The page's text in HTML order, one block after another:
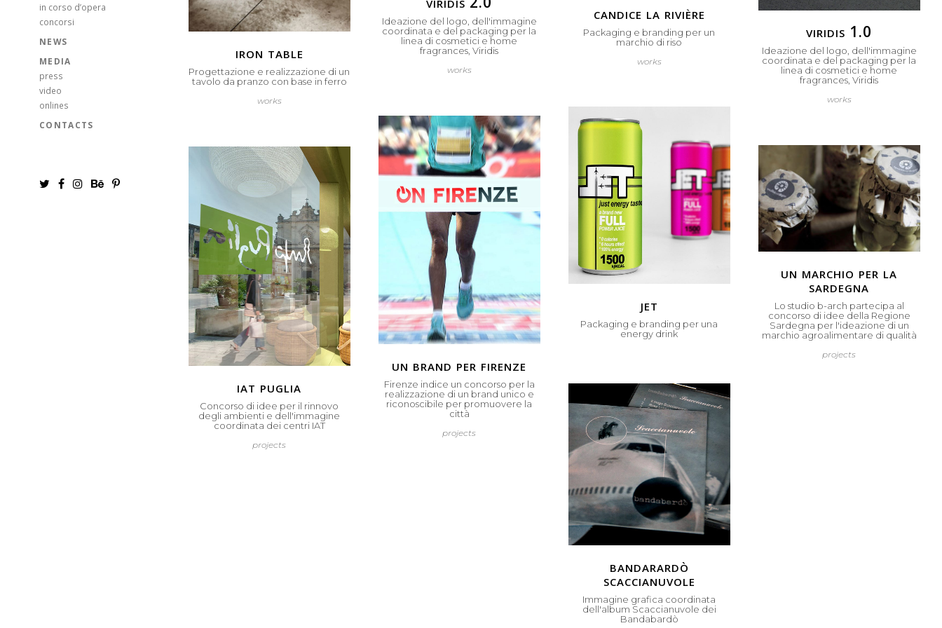
in corso d’opera
concorsi
NEWS
MEDIA
press
video
onlines
CONTACTS
iron table
Progettazione e realizzazione di un
tavolo da pranzo con base in ferro
works
Ideazione del logo, dell'immagine
coordinata e del packaging per la
linea di cosmetici e home
fragrances, Viridis
works
candice la rivière
Packaging e branding per un
marchio di riso
works
viridis 1.0
Ideazione del logo, dell'immagine
coordinata e del packaging per la
linea di cosmetici e home
fragrances, Viridis
works
jet
Packaging e branding per una
energy drink
un brand per firenze
Firenze indice un concorso per la
realizzazione di un brand unico e
riconoscibile per promuovere la
città
projects
un marchio per la
sardegna
Lo studio b-arch partecipa al
concorso di idee della Regione
Sardegna per l'ideazione di un
marchio agroalimentare di qualità
projects
iat puglia
Concorso di idee per il rinnovo
degli ambienti e dell'immagine
coordinata dei centri IAT
projects
bandarardò
scaccianuvole
Immagine grafica coordinata
dell'album Scaccianuvole dei
Bandabardò